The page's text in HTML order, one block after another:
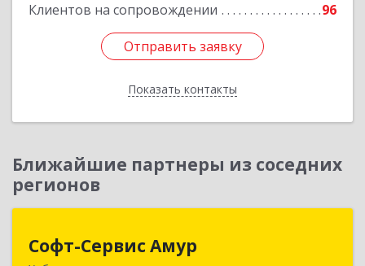
Клиентов на сопровождении 96
Отправить заявку
Показать контакты
Подробнее
Отправить заявку
Назад
Ближайшие партнеры из соседних
регионов
Софт-Сервис Амур